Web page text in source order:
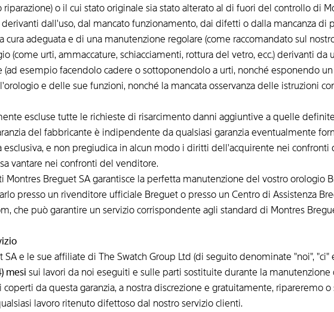
o il cui stato originale sia stato alterato al di fuori del controllo di
dall'uso, dal mancato funzionamento, dai difetti o dalla mancanza di
cura adeguata e di una manutenzione regolare (come raccomandato sul
(come urti, ammaccature, schiacciamenti, rottura del vetro, ecc.) derivanti
esempio facendolo cadere o sottoponendolo a urti, nonché esponendo
e delle sue funzioni, nonché la mancata osservanza delle istruzioni
escluse tutte le richieste di risarcimento danni aggiuntive a quelle
del fabbricante è indipendente da qualsiasi garanzia eventualmente
esclusiva, e non pregiudica in alcun modo i diritti dell'acquirente nei
vantare nei confronti del venditore.
Montres Breguet SA garantisce la perfetta manutenzione del vostro orologio
presso un rivenditore ufficiale Breguet o presso un Centro di Assistenza
che può garantire un servizio corrispondente agli standard di Montres
SA e le sue affiliate di The Swatch Group Ltd (di seguito denominate "noi",
mesi sui lavori da noi eseguiti e sulle parti sostituite durante la manutenzione
da questa garanzia, a nostra discrezione e gratuitamente, ripareremo
lavoro ritenuto difettoso dal nostro servizio clienti.